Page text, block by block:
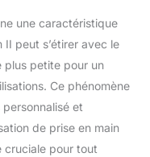
une caractéristique
peut s’étirer avec le
plus petite pour un
Ce phénomène
et
de prise en main
cruciale pour tout